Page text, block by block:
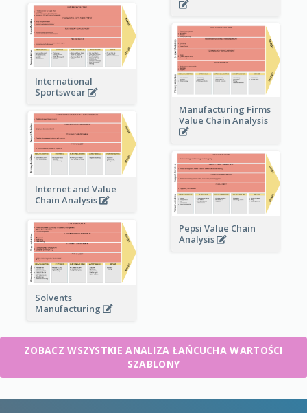
International
Sportswear
Manufacturing Firms
Value Chain Analysis
Internet and Value
Chain Analysis
Pepsi Value Chain
Analysis
Solvents
Manufacturing
ZOBACZ WSZYSTKIE ANALIZA ŁAŃCUCHA WARTOŚCI
SZABLONY